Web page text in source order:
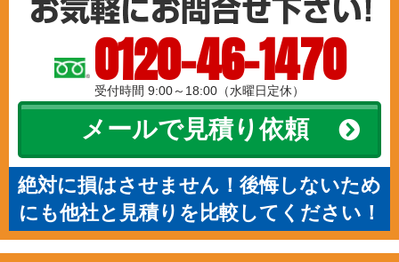
0120-46-1470
受付時間 9:00～18:00（水曜日定休）
メールで見積り依頼
絶対に損はさせません！後悔しないため
にも他社と見積りを比較してください！